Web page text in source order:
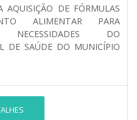
AQUISIÇÃO DE FÓRMULAS
ALIMENTAR PARA
DO
DE SAÚDE DO MUNICÍPIO